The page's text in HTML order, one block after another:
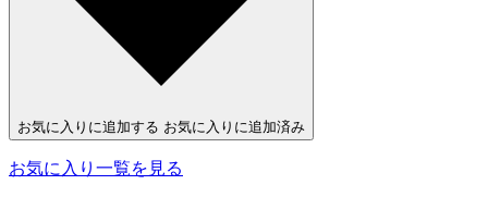
お気に入りに追加する お気に入りに追加済み
お気に入り一覧を見る